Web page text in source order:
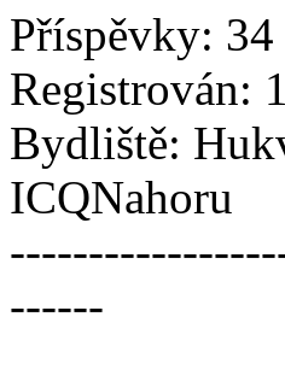
Příspěvky: 34
Registrován:
Bydliště:
ICQNahoru
------